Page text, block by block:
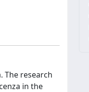
The research
in the